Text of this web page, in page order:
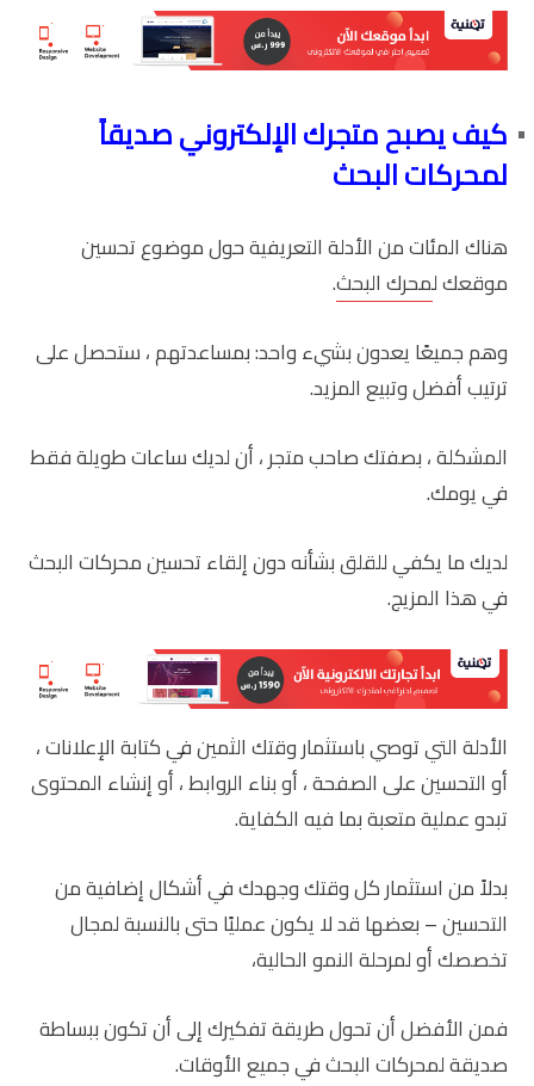
كيف يصبح متجرك الإلكتروني صديقاً
لمحركات البحث
هناك المئات من الأدلة التعريفية حول موضوع تحسين
موقعك لمحرك البحث.
وهم جميعًا يعدون بشيء واحد: بمساعدتهم ، ستحصل على
ترتيب أفضل وتبيع المزيد.
المشكلة ، بصفتك صاحب متجر ، أن لديك ساعات طويلة فقط
في يومك.
لديك ما يكفي للقلق بشأنه دون إلقاء تحسين محركات البحث
في هذا المزيج.
الأدلة التي توصي باستثمار وقتك الثمين في كتابة الإعلانات ،
أو التحسين على الصفحة ، أو بناء الروابط ، أو إنشاء المحتوى
تبدو عملية متعبة بما فيه الكفاية.
بدلاً من استثمار كل وقتك وجهدك في أشكال إضافية من
التحسين – بعضها قد لا يكون عمليًا حتى بالنسبة لمجال
تخصصك أو لمرحلة النمو الحالية،
فمن الأفضل أن تحول طريقة تفكيرك إلى أن تكون ببساطة
صديقة لمحركات البحث في جميع الأوقات.